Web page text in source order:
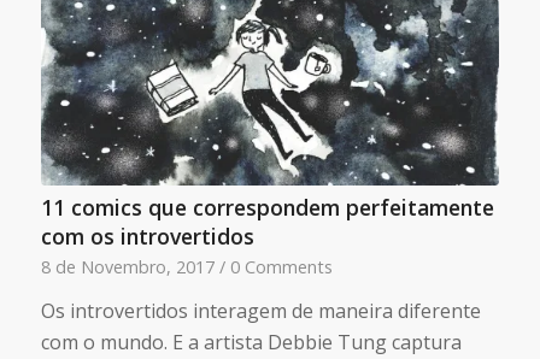
11 comics que correspondem perfeitamente
com os introvertidos
8 de Novembro, 2017 / 0 Comments
Os introvertidos interagem de maneira diferente
com o mundo. E a artista Debbie Tung captura